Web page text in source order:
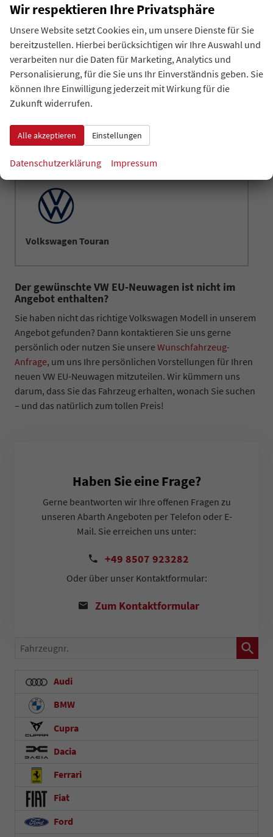
Volkswagen Tayron
Volkswagen Tiguan
Volkswagen Touran
Der gewünschte VW EU-Neuwagen ist nicht im
Angebot enthalten?
Sie haben nicht das richtige Volkswagen Modell in unserem
Angebot gefunden? Dann kontaktieren Sie uns gerne
persönlich oder nutzen Sie unsereWunschfahrzeug-
Anfrage, um uns Ihre persönlichen Vorstellungen für Ihren
neuen VW EU-Neuwagen mitzuteilen. Wir kümmern uns
darum, dass Sie das Fahrzeug erhalten, wonach Sie suchen
– und das natürlich zum tollen Preis!
Haben Sie eine Frage?
Gerne beantworten wir Ihre offenen Fragen zu
unseren Abarth Angeboten per Telefon oder E-
Mail. Sie erreichen uns unter:
+49 8507 923282
Oder über unser Kontaktformular:
Zum Kontaktformular
Fahrzeugnr.
Audi
BMW
Cupra
Dacia
Ferrari
Fiat
Ford
Wir respektieren Ihre Privatsphäre
Unsere Website setzt Cookies ein, um unsere Dienste für Sie
bereitzustellen. Hierbei berücksichtigen wir Ihre Auswahl und
verarbeiten nur die Daten für Marketing, Analytics und
Personalisierung, für die Sie uns Ihr Einverständnis geben. Sie
können Ihre Einwilligung jederzeit mit Wirkung für die
Zukunft widerrufen.
Alle akzeptieren Einstellungen
Datenschutzerklärung Impressum